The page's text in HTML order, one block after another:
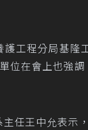
護工程分局基隆
位在會上也強
任王中允表示